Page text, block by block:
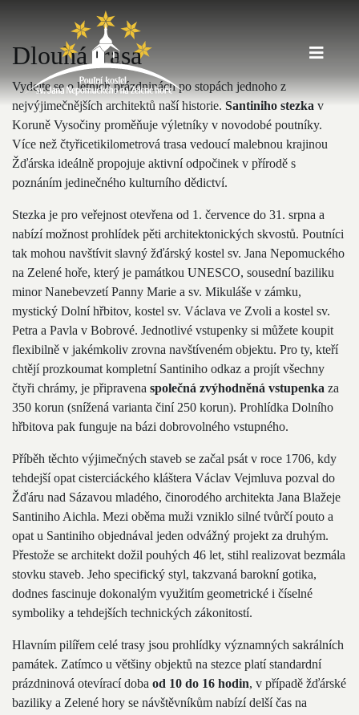
Dlouhá trasa
Vydejte se o letních prázdninách po stopách jednoho z
nejvýjimečnějších architektů naší historie. Santiniho stezka v
Koruně Vysočiny proměňuje výletníky v novodobé poutníky.
Více než čtyřicetikilometrová trasa vedoucí malebnou krajinou
Žďárska ideálně propojuje aktivní odpočinek v přírodě s
poznáním jedinečného kulturního dědictví.
Stezka je pro veřejnost otevřena od 1. července do 31. srpna a
nabízí možnost prohlídek pěti architektonických skvostů. Poutníci
tak mohou navštívit slavný žďárský kostel sv. Jana Nepomuckého
na Zelené hoře, který je památkou UNESCO, sousední baziliku
minor Nanebevzetí Panny Marie a sv. Mikuláše v zámku,
mystický Dolní hřbitov, kostel sv. Václava ve Zvoli a kostel sv.
Petra a Pavla v Bobrové. Jednotlivé vstupenky si můžete koupit
flexibilně v jakémkoliv zrovna navštíveném objektu. Pro ty, kteří
chtějí prozkoumat kompletní Santiniho odkaz a projít všechny
čtyři chrámy, je připravena společná zvýhodněná vstupenka za
350 korun (snížená varianta činí 250 korun). Prohlídka Dolního
hřbitova pak funguje na bázi dobrovolného vstupného.
Příběh těchto výjimečných staveb se začal psát v roce 1706, kdy
tehdejší opat cisterciáckého kláštera Václav Vejmluva pozval do
Žďáru nad Sázavou mladého, činorodého architekta Jana Blažeje
Santiniho Aichla. Mezi oběma muži vzniklo silné tvůrčí pouto a
opat u Santiniho objednával jeden odvážný projekt za druhým.
Přestože se architekt dožil pouhých 46 let, stihl realizovat bezmála
stovku staveb. Jeho specifický styl, takzvaná barokní gotika,
dodnes fascinuje dokonalým využitím geometrické i číselné
symboliky a tehdejších technických zákonitostí.
Hlavním pilířem celé trasy jsou prohlídky významných sakrálních
památek. Zatímco u většiny objektů na stezce platí standardní
prázdninová otevírací doba od 10 do 16 hodin, v případě žďárské
baziliky a Zelené hory se návštěvníkům nabízí delší čas na